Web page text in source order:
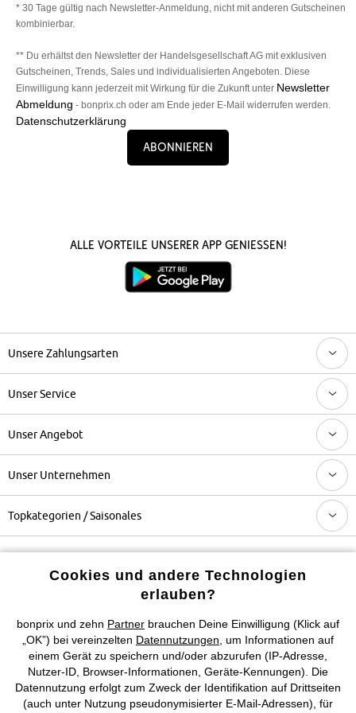
* 30 Tage gültig nach Newsletter-Anmeldung, nicht mit anderen Gutscheinen
kombinierbar.
** Du erhältst den Newsletter der Handelsgesellschaft AG mit exklusiven
Gutscheinen, Trends, Sales und individualisierten Angeboten. Diese
Einwilligung kann jederzeit mit Wirkung für die Zukunft unter Newsletter
Abmeldung - bonprix.ch oder am Ende jeder E-Mail widerrufen werden.
Datenschutzerklärung
Abonnieren
Alle Vorteile unserer App genießen!
Unsere Zahlungsarten
Unser Service
Unser Angebot
Unser Unternehmen
Topkategorien / Saisonales
Mehr von bonprix auf
Preisangaben inkl. gesetzl. MwSt. und zzgl.
Service- &
Versandkosten
AGB Datenschutz Cookie-Einstellungen Impressum
Cookies und andere Technologien
erlauben?
bonprix und zehn Partner brauchen Deine Einwilligung (Klick auf
„OK”) bei vereinzelten Datennutzungen , um Informationen auf
einem Gerät zu speichern und/oder abzurufen (IP-Adresse,
Nutzer-ID, Browser-Informationen, Geräte-Kennungen). Die
Datennutzung erfolgt zum Zweck der Identifikation auf Drittseiten
(auch unter Nutzung pseudonymisierter E-Mail-Adressen), für